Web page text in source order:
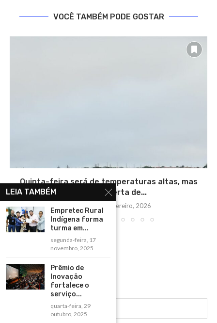
VOCÊ TAMBÉM PODE GOSTAR
Quinta-feira será de temperaturas altas, mas
ainda há alerta de...
quinta-feira, 5 fevereiro, 2026
LEIA TAMBÉM
Empretec Rural
Indígena forma
turma em...
segunda-feira, 17
novembro, 2025
Prêmio de
Inovação
fortalece o
serviço...
quarta-feira, 29
outubro, 2025